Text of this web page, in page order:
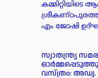
കമ്മിറ്റിയിടെ
ശ്രീകണ്ഠപുരത്ത്
എം ജോഷി
സ്വാതന്ത്ര്യ
വസ്ത്രo: